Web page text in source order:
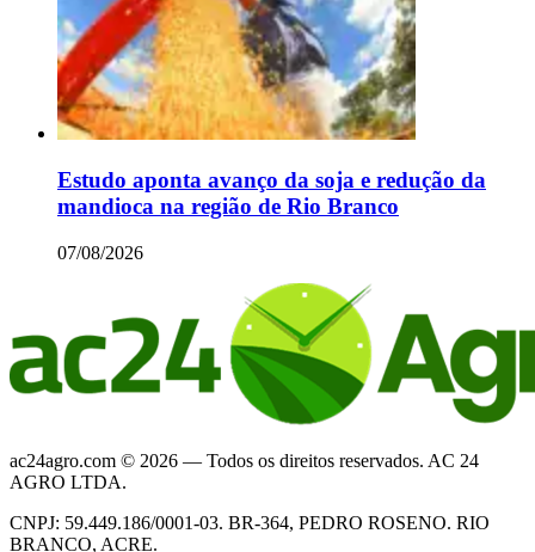
Estudo aponta avanço da soja e redução da
mandioca na região de Rio Branco
07/08/2026
ac24agro.com © 2026 — Todos os direitos reservados. AC 24
AGRO LTDA.
CNPJ: 59.449.186/0001-03. BR-364, PEDRO ROSENO. RIO
BRANCO, ACRE.